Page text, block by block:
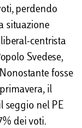
perdendo
situazione
centrista
Svedese,
fosse
il
seggio nel PE
dei voti.